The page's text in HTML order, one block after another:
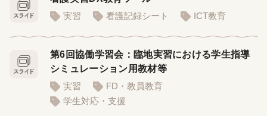
実習
看護記録シート ICT教育
第6回協働学習会：臨地実習における学生指導
シミュレーション用教材等
実習
FD・教員教育
学生対応・支援